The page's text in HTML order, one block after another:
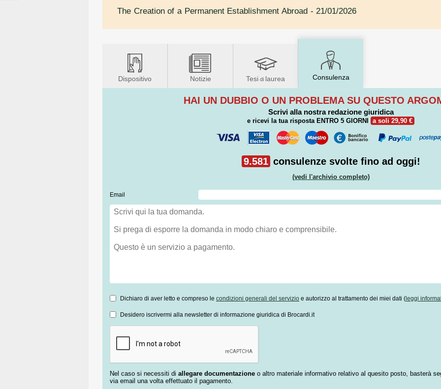
The Creation of a Permanent Establishment Abroad - 21/01/2026
Dispositivo Notizie Tesi di laurea Consulenza
HAI UN DUBBIO O UN PROBLEMA SU QUESTO
Scrivi alla nostra redazione giuridica
e ricevi la tua risposta ENTRO 5 GIORNI a soli 29,90 €
9.581 consulenze svolte fino ad oggi!
(vedi l'archivio completo)
Email
Dichiaro di aver letto e compreso le condizioni generali del servizio e autorizzo al trattamento dei miei dati ( leggi
Desidero iscrivermi alla newsletter di informazione giuridica di Brocardi.it
Nel caso si necessiti di allegare documentazione o altro materiale informativo relativo al quesito posto, basterà
via email una volta effettuato il pagamento.